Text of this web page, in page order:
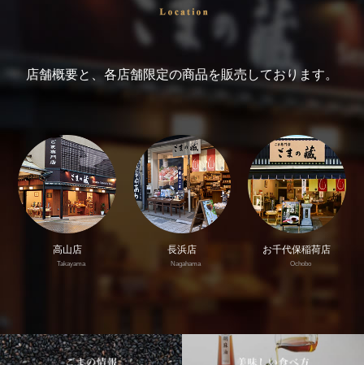
店舗概要と、各店舗限定の商品を販売しております。
高山店
Takayama
長浜店
Nagahama
お千代保稲荷店
Ochobo